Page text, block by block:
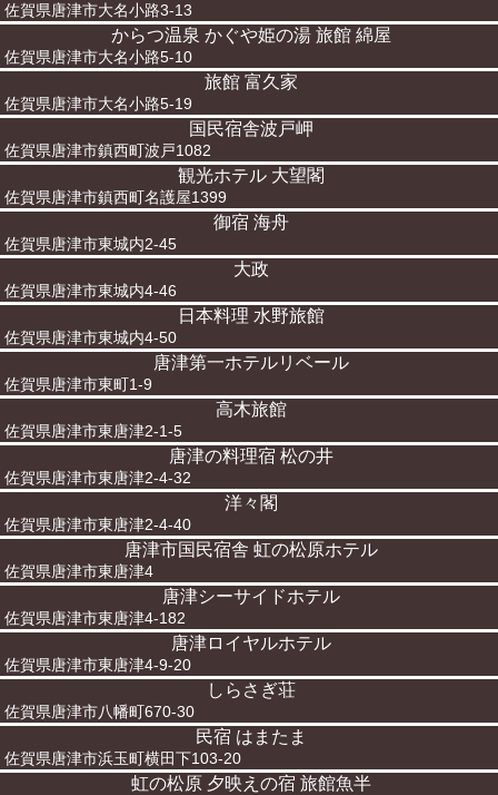
佐賀県唐津市大名小路3-13
からつ温泉 かぐや姫の湯 旅館 綿屋
佐賀県唐津市大名小路5-10
旅館 富久家
佐賀県唐津市大名小路5-19
国民宿舎波戸岬
佐賀県唐津市鎮西町波戸1082
観光ホテル 大望閣
佐賀県唐津市鎮西町名護屋1399
御宿 海舟
佐賀県唐津市東城内2-45
大政
佐賀県唐津市東城内4-46
日本料理 水野旅館
佐賀県唐津市東城内4-50
唐津第一ホテルリベール
佐賀県唐津市東町1-9
高木旅館
佐賀県唐津市東唐津2-1-5
唐津の料理宿 松の井
佐賀県唐津市東唐津2-4-32
洋々閣
佐賀県唐津市東唐津2-4-40
唐津市国民宿舎 虹の松原ホテル
佐賀県唐津市東唐津4
唐津シーサイドホテル
佐賀県唐津市東唐津4-182
唐津ロイヤルホテル
佐賀県唐津市東唐津4-9-20
しらさぎ荘
佐賀県唐津市八幡町670-30
民宿 はまたま
佐賀県唐津市浜玉町横田下103-20
虹の松原 夕映えの宿 旅館魚半